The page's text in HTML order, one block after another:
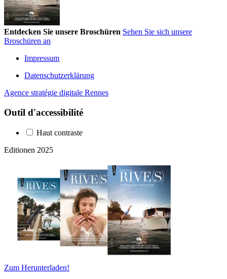
Entdecken Sie unsere Broschüren Sehen Sie sich unsere
Broschüren an
Impressum
Datenschutzerklärung
Agence stratégie digitale Rennes
Outil d'accessibilité
Haut contraste
Editionen 2025
Zum Herunterladen!